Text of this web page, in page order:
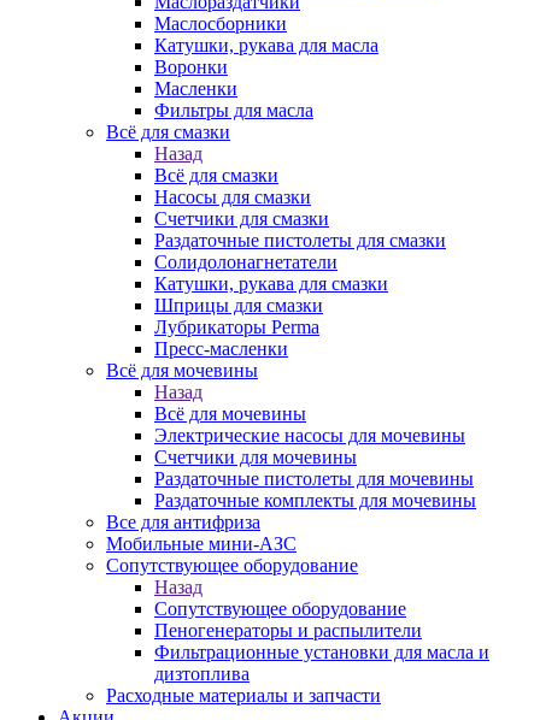
Маслосборники
Катушки, рукава для масла
Воронки
Масленки
Фильтры для масла
Всё для смазки
Назад
Всё для смазки
Насосы для смазки
Счетчики для смазки
Раздаточные пистолеты для смазки
Солидолонагнетатели
Катушки, рукава для смазки
Шприцы для смазки
Лубрикаторы Perma
Пресс-масленки
Всё для мочевины
Назад
Всё для мочевины
Электрические насосы для мочевины
Счетчики для мочевины
Раздаточные пистолеты для мочевины
Раздаточные комплекты для мочевины
Все для антифриза
Мобильные мини-АЗС
Сопутствующее оборудование
Назад
Сопутствующее оборудование
Пеногенераторы и распылители
Фильтрационные установки для масла и
дизтоплива
Расходные материалы и запчасти